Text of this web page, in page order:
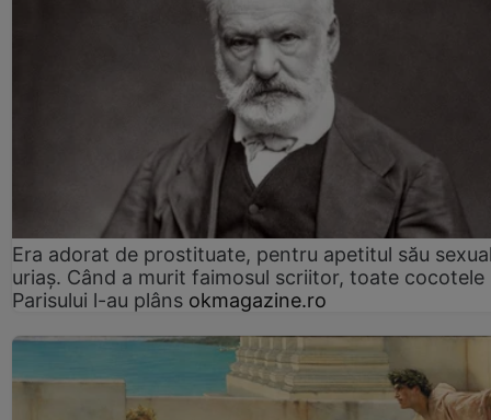
Era adorat de prostituate, pentru apetitul său
uriaș. Când a murit faimosul scriitor, toate cocotele
Parisului l-au plâns okmagazine.ro